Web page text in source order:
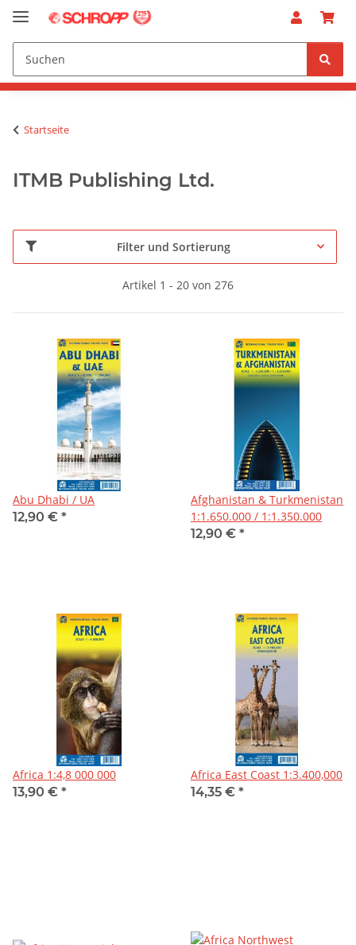
Startseite
ITMB Publishing Ltd.
Filter und Sortierung
Artikel 1 - 20 von 276
Abu Dhabi / UA
12,90 € *
Afghanistan & Turkmenistan
1:1.650.000 / 1:1.350.000
12,90 € *
Africa 1:4,8 000 000
13,90 € *
Africa East Coast 1:3.400,000
14,35 € *